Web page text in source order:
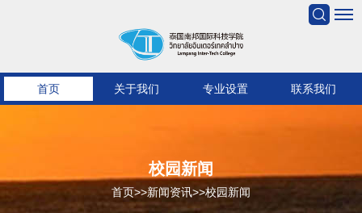
首页 关于我们 专业设置 联系我们
校园新闻
首页>>新闻资讯>>校园新闻